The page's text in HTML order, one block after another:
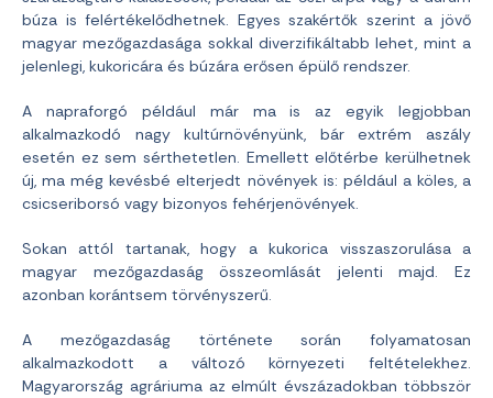
búza is felértékelődhetnek. Egyes szakértők szerint a jövő
magyar mezőgazdasága sokkal diverzifikáltabb lehet, mint a
jelenlegi, kukoricára és búzára erősen épülő rendszer.
A napraforgó például már ma is az egyik legjobban
alkalmazkodó nagy kultúrnövényünk, bár extrém aszály
esetén ez sem sérthetetlen. Emellett előtérbe kerülhetnek
új, ma még kevésbé elterjedt növények is: például a köles, a
csicseriborsó vagy bizonyos fehérjenövények.
Sokan attól tartanak, hogy a kukorica visszaszorulása a
magyar mezőgazdaság összeomlását jelenti majd. Ez
azonban korántsem törvényszerű.
A mezőgazdaság története során folyamatosan
alkalmazkodott a változó környezeti feltételekhez.
Magyarország agráriuma az elmúlt évszázadokban többször